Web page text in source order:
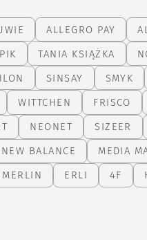
ALLEGRO PAY
TANIA KSIĄŻKA
SINSAY
SMYK
WITTCHEN
FRISCO
NEONET
SIZEER
NEW BALANCE
MEDIA
ERLI 4F